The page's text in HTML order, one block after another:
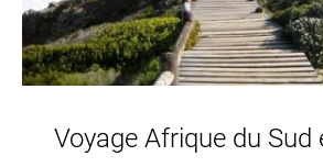
Voyage Afrique du Sud